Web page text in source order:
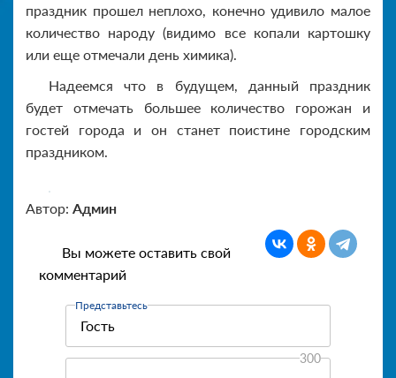
праздник прошел неплохо, конечно удивило малое
количество народу (видимо все копали картошку
или еще отмечали день химика).
Надеемся что в будущем, данный праздник
будет отмечать большее количество горожан и
гостей города и он станет поистине городским
праздником.
Автор: Админ
Вы можете оставить свой
комментарий
Представьтесь
300